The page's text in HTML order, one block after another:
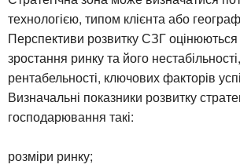
технологією, типом клієнта або
Перспективи розвитку СЗГ оцінюються
зростання ринку та його
рентабельності, ключових факторів
Визначальні показники розвитку
господарювання такі:
розміри ринку;